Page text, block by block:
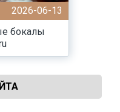
2026-06-13
бокалы